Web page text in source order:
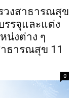
วงสาธารณสุข
รรจุและแต่ง
น่งต่าง ๆ
ธารณสุข 11
0